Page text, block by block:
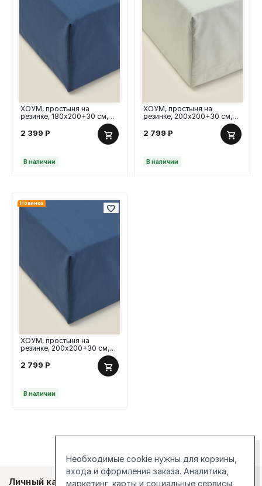
ХОУМ, простыня на
резинке, 180х200+30 см,
2 399 Р
В наличии
ХОУМ, простыня на
резинке, 200х200+30 см,
2 799 Р
В наличии
Новинка
ХОУМ, простыня на
резинке, 200х200+30 см,
2 799 Р
В наличии
Личный кабинет
Необходимые cookie нужны для корзины,
входа и оформления заказа. Аналитика,
маркетинг, карты и социальные сервисы